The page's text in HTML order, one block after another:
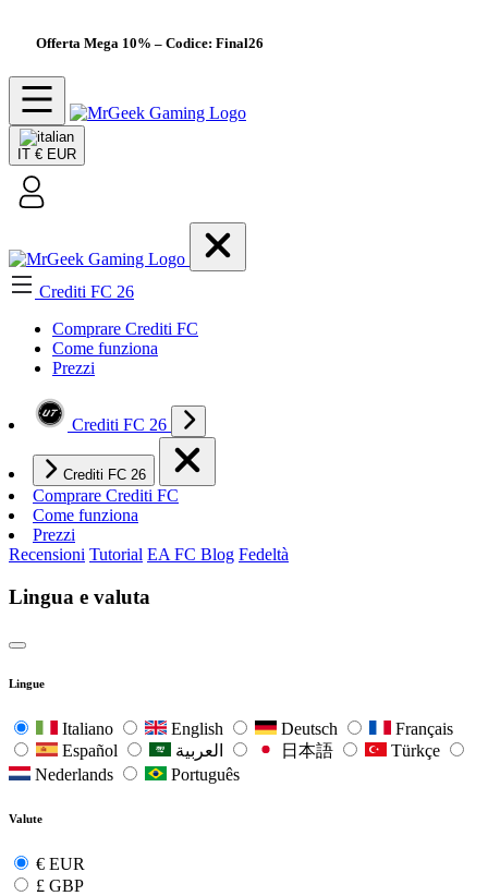
Offerta Mega 10% – Codice: Final26
IT € EUR
Crediti FC 26
Comprare Crediti FC
Come funziona
Prezzi
Crediti FC 26
Crediti FC 26
Comprare Crediti FC
Come funziona
Prezzi
Recensioni Tutorial EA FC Blog Fedeltà
Lingua e valuta
Lingue
Italiano English Deutsch
Français
Español
日本語
Türkçe
Nederlands
Português
Valute
€ EUR
£ GBP